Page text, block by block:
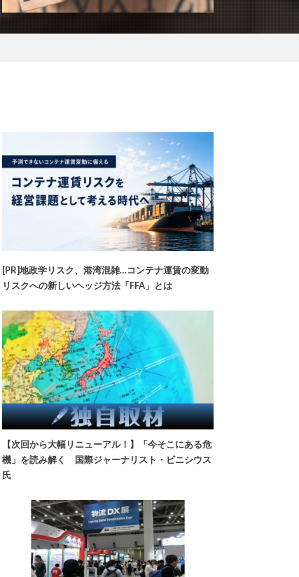
[PR]地政学リスク、港湾混雑…コンテナ運賃の変動
リスクへの新しいヘッジ方法「FFA」とは
【次回から大幅リニューアル！】「今そこにある危
機」を読み解く 国際ジャーナリスト・ビニシウス
氏